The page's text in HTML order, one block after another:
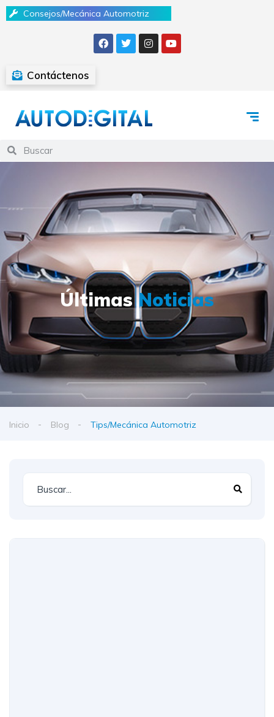
Consejos/Mecánica Automotriz
Contáctenos
ÚltimasNoticias
Inicio Blog Tips/Mecánica Automotriz